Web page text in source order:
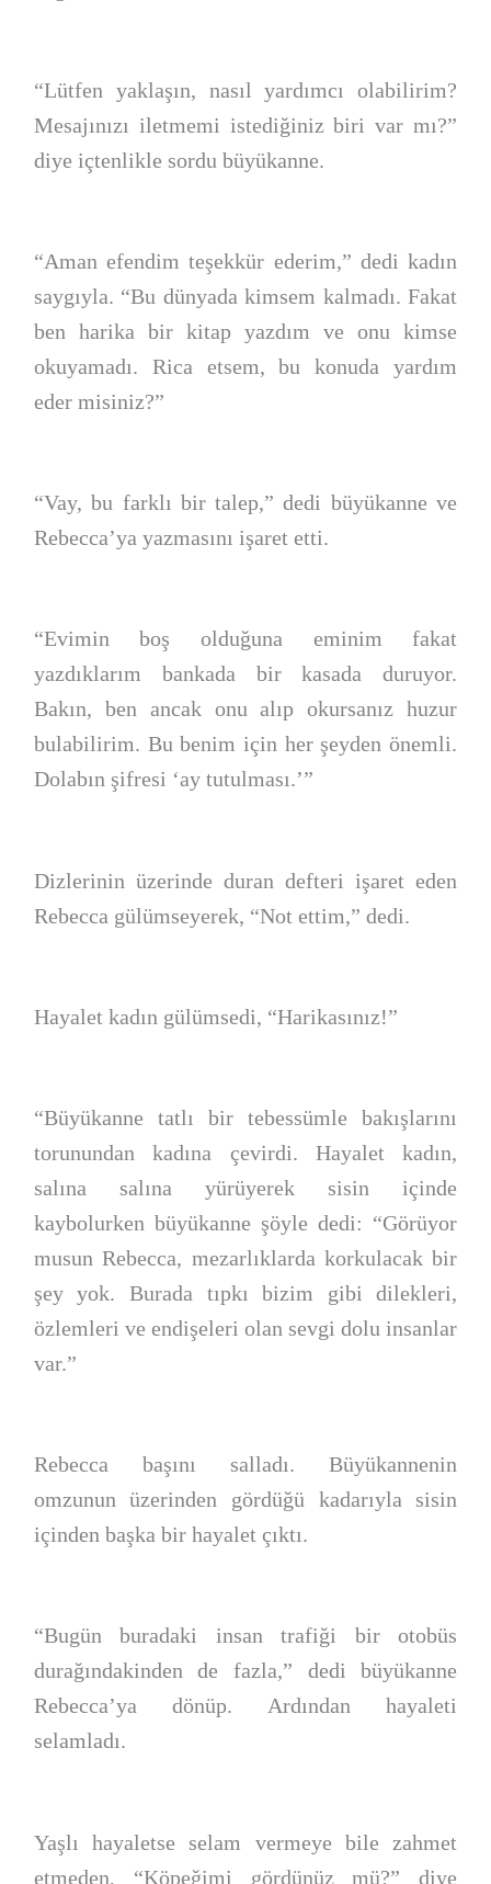
“Lütfen yaklaşın, nasıl yardımcı olabilirim?
Mesajınızı iletmemi istediğiniz biri var mı?”
diye içtenlikle sordu büyükanne.
“Aman efendim teşekkür ederim,” dedi kadın
saygıyla. “Bu dünyada kimsem kalmadı. Fakat
ben harika bir kitap yazdım ve onu kimse
okuyamadı. Rica etsem, bu konuda yardım
eder misiniz?”
“Vay, bu farklı bir talep,” dedi büyükanne ve
Rebecca’ya yazmasını işaret etti.
“Evimin boş olduğuna eminim fakat
yazdıklarım bankada bir kasada duruyor.
Bakın, ben ancak onu alıp okursanız huzur
bulabilirim. Bu benim için her şeyden önemli.
Dolabın şifresi ‘ay tutulması.’”
Dizlerinin üzerinde duran defteri işaret eden
Rebecca gülümseyerek, “Not ettim,” dedi.
Hayalet kadın gülümsedi, “Harikasınız!”
“Büyükanne tatlı bir tebessümle bakışlarını
torunundan kadına çevirdi. Hayalet kadın,
salına salına yürüyerek sisin içinde
kaybolurken büyükanne şöyle dedi: “Görüyor
musun Rebecca, mezarlıklarda korkulacak bir
şey yok. Burada tıpkı bizim gibi dilekleri,
özlemleri ve endişeleri olan sevgi dolu insanlar
var.”
Rebecca başını salladı. Büyükannenin
omzunun üzerinden gördüğü kadarıyla sisin
içinden başka bir hayalet çıktı.
“Bugün buradaki insan trafiği bir otobüs
durağındakinden de fazla,” dedi büyükanne
Rebecca’ya dönüp. Ardından hayaleti
selamladı.
Yaşlı hayaletse selam vermeye bile zahmet
etmeden, “Köpeğimi gördünüz mü?” diye